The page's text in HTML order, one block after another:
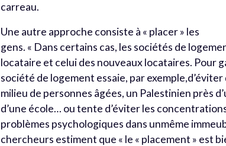
carreau.
Une autre approche consiste à « placer » les
gens. « Dans certains cas, les sociétés de
locataire et celui des nouveaux locataires. Pour
société de logement essaie, par
milieu de personnes âgées, un Palestinien près
d’une école… ou tente d’éviter les
problèmes psychologiques dans unmême
chercheurs estiment que « le « placement » est